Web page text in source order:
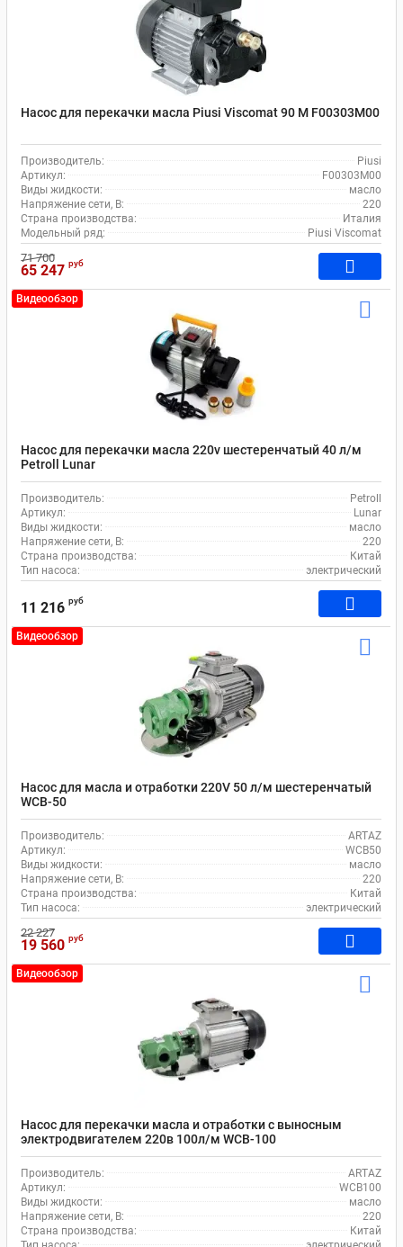
Насос для перекачки масла Piusi Viscomat 90 M F00303M00
Производитель:
Piusi
Артикул:
F00303M00
Виды жидкости:
масло
Напряжение сети, В:
220
Страна производства:
Италия
Модельный ряд:
Piusi Viscomat
71 700
65 247 руб
Видеообзор
Насос для перекачки масла 220v шестеренчатый 40 л/м
Petroll Lunar
Производитель:
Petroll
Артикул:
Lunar
Виды жидкости:
масло
Напряжение сети, В:
220
Страна производства:
Китай
Тип насоса:
электрический
11 216 руб
Видеообзор
Насос для масла и отработки 220V 50 л/м шестеренчатый
WCB-50
Производитель:
ARTAZ
Артикул:
WCB50
Виды жидкости:
масло
Напряжение сети, В:
220
Страна производства:
Китай
Тип насоса:
электрический
22 227
19 560 руб
Видеообзор
Насос для перекачки масла и отработки с выносным
электродвигателем 220в 100л/м WCB-100
Производитель:
ARTAZ
Артикул:
WCB100
Виды жидкости:
масло
Напряжение сети, В:
220
Страна производства:
Китай